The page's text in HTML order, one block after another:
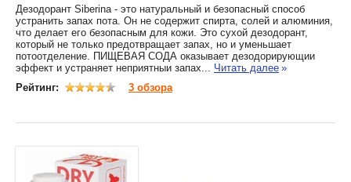
Дезодорант Siberina - это натуральный и безопасный способ
устранить запах пота. Он не содержит спирта, солей и алюминия,
что делает его безопасным для кожи. Это сухой дезодорант,
который не только предотвращает запах, но и уменьшает
потоотделение. ПИЩЕВАЯ СОДА оказывает дезодорирующии
эффект и устраняет неприятныи запах... Читать далее »
Рейтинг:
3 обзора